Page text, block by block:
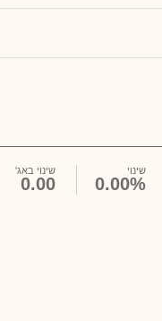
שינוי
0.00%
שינוי באג'
0.00